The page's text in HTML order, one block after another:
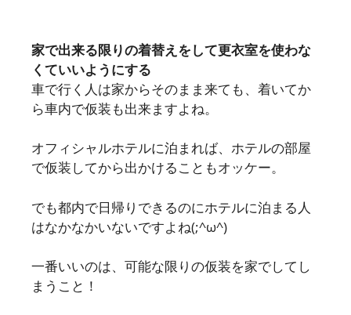
家で出来る限りの着替えをして更衣室を使わな
くていいようにする
車で行く人は家からそのまま来ても、着いてか
ら車内で仮装も出来ますよね。
オフィシャルホテルに泊まれば、ホテルの部屋
で仮装してから出かけることもオッケー。
でも都内で日帰りできるのにホテルに泊まる人
はなかなかいないですよね(;^ω^)
一番いいのは、可能な限りの仮装を家でしてし
まうこと！